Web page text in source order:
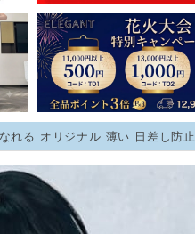
れる オリジナル 薄い 日差し防止